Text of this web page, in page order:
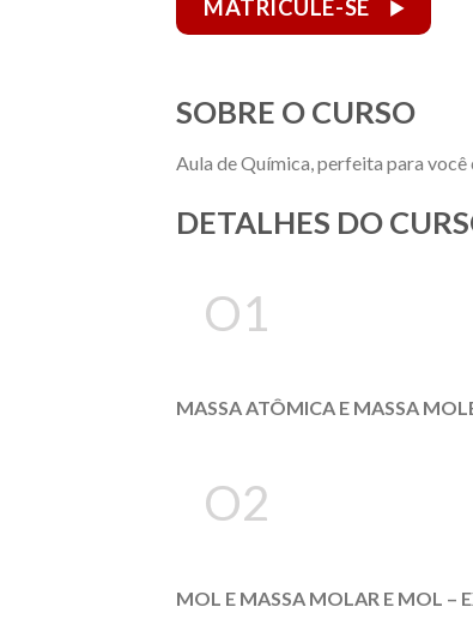
MATRICULE-SE
SOBRE O CURSO
Aula de Química, perfeita para
DETALHES DO
O1
MASSA ATÔMICA E MASSA
O2
MOL E MASSA MOLAR E MOL –